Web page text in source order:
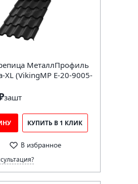
МеталлПрофиль
XL (VikingMP E-20-9005-
зашт
КУПИТЬ В 1 КЛИК
В избранное